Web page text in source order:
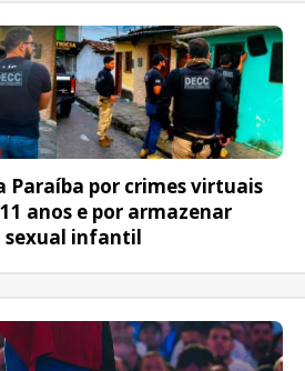
Paraíba por crimes virtuais
anos e por armazenar
sexual infantil